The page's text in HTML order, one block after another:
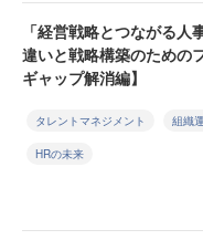
「経営戦略とつながる
違いと戦略構築のための
ギャップ解消編】
タレントマネジメント 組織
HRの未来